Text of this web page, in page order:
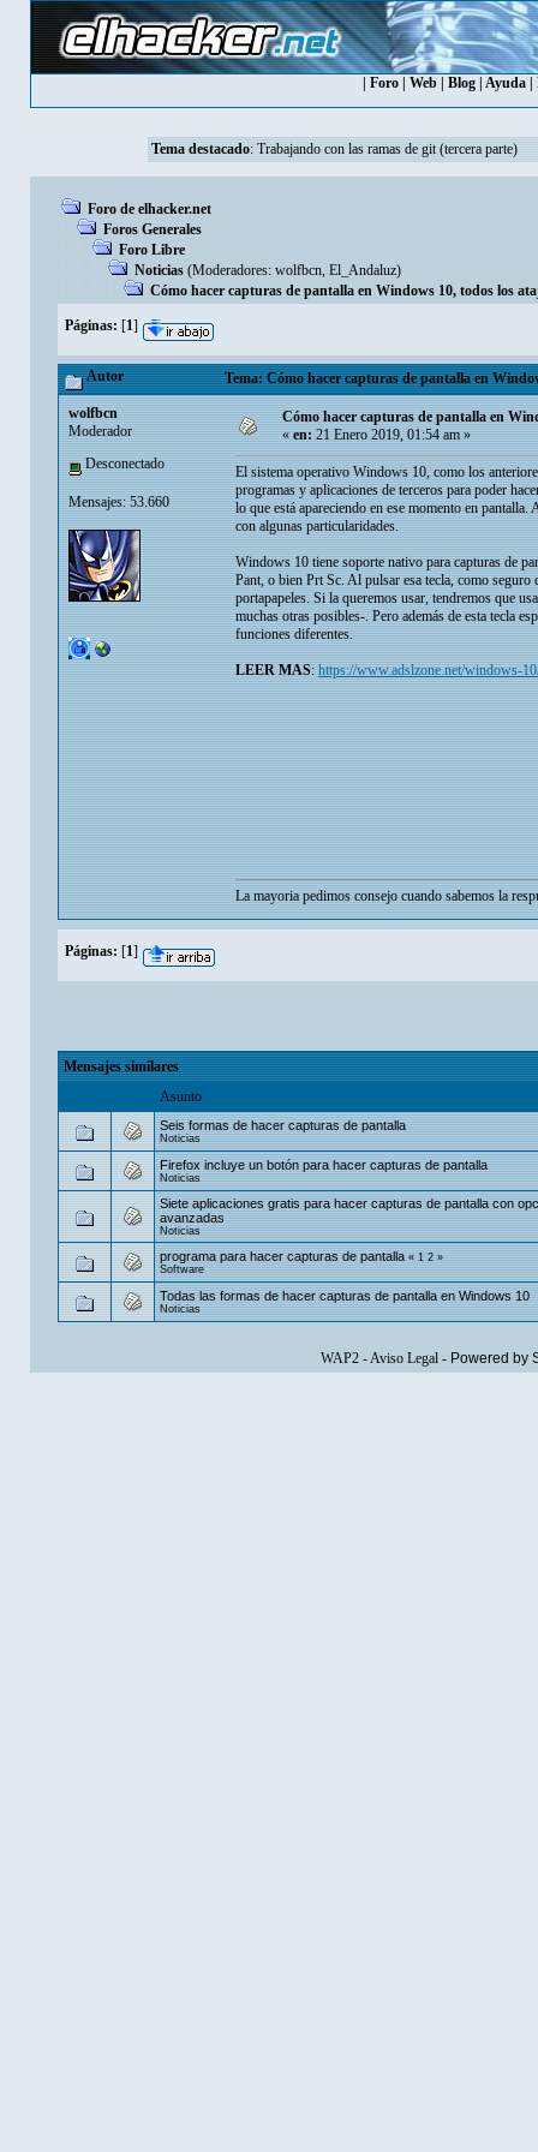
Foro| Web| Blog| Ayuda|
Tema destacado: Trabajando con las ramas de git (tercera parte)
Foro de elhacker.net
Foros Generales
Foro Libre
Noticias (Moderadores: wolfbcn, El_Andaluz)
Cómo hacer capturas de pantalla en Windows 10, todos los
Páginas: [1]
Autor Tema: Cómo hacer capturas de pantalla en
wolfbcn
Moderador
Desconectado
Mensajes: 53.660
Cómo hacer capturas de pantalla en
«en:21 Enero 2019, 01:54 am »
El sistema operativo Windows 10, como los
programas y aplicaciones de terceros para poder
lo que está apareciendo en ese momento en
con algunas particularidades.
Windows 10 tiene soporte nativo para capturas de
Pant, o bien Prt Sc. Al pulsar esa tecla, como seguro
portapapeles. Si la queremos usar, tendremos que
muchas otras posibles-. Pero además de esta tecla
funciones diferentes.
LEER MAS:https://www.adslzone.net/windows-
La mayoria pedimos consejo cuando sabemos la
Páginas: [1]
Mensajes similares
Asunto
Seis formas de hacer capturas de pantalla
Noticias
Firefox incluye un botón para hacer capturas de pantalla
Noticias
Siete aplicaciones gratis para hacer capturas de pantalla con
avanzadas
Noticias
programa para hacer capturas de pantalla «1 2»
Software
Todas las formas de hacer capturas de pantalla en Windows 10
Noticias
WAP2-Aviso Legal- Powered by